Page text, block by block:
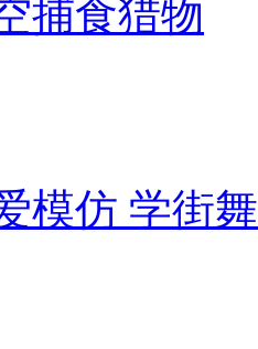
捕食猎物
模仿 学街